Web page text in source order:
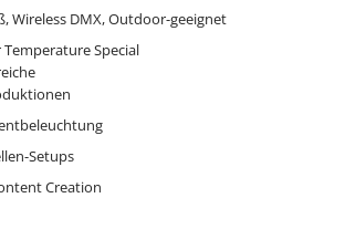
Wireless DMX, Outdoor-geeignet
Special
Setups
Creation